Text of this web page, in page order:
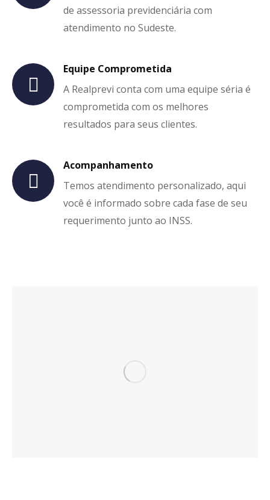
de assessoria previdenciária com
atendimento no Sudeste.
Equipe Comprometida
A Realprevi conta com uma equipe séria é
comprometida com os melhores
resultados para seus clientes.
Acompanhamento
Temos atendimento personalizado, aqui
você é informado sobre cada fase de seu
requerimento junto ao INSS.